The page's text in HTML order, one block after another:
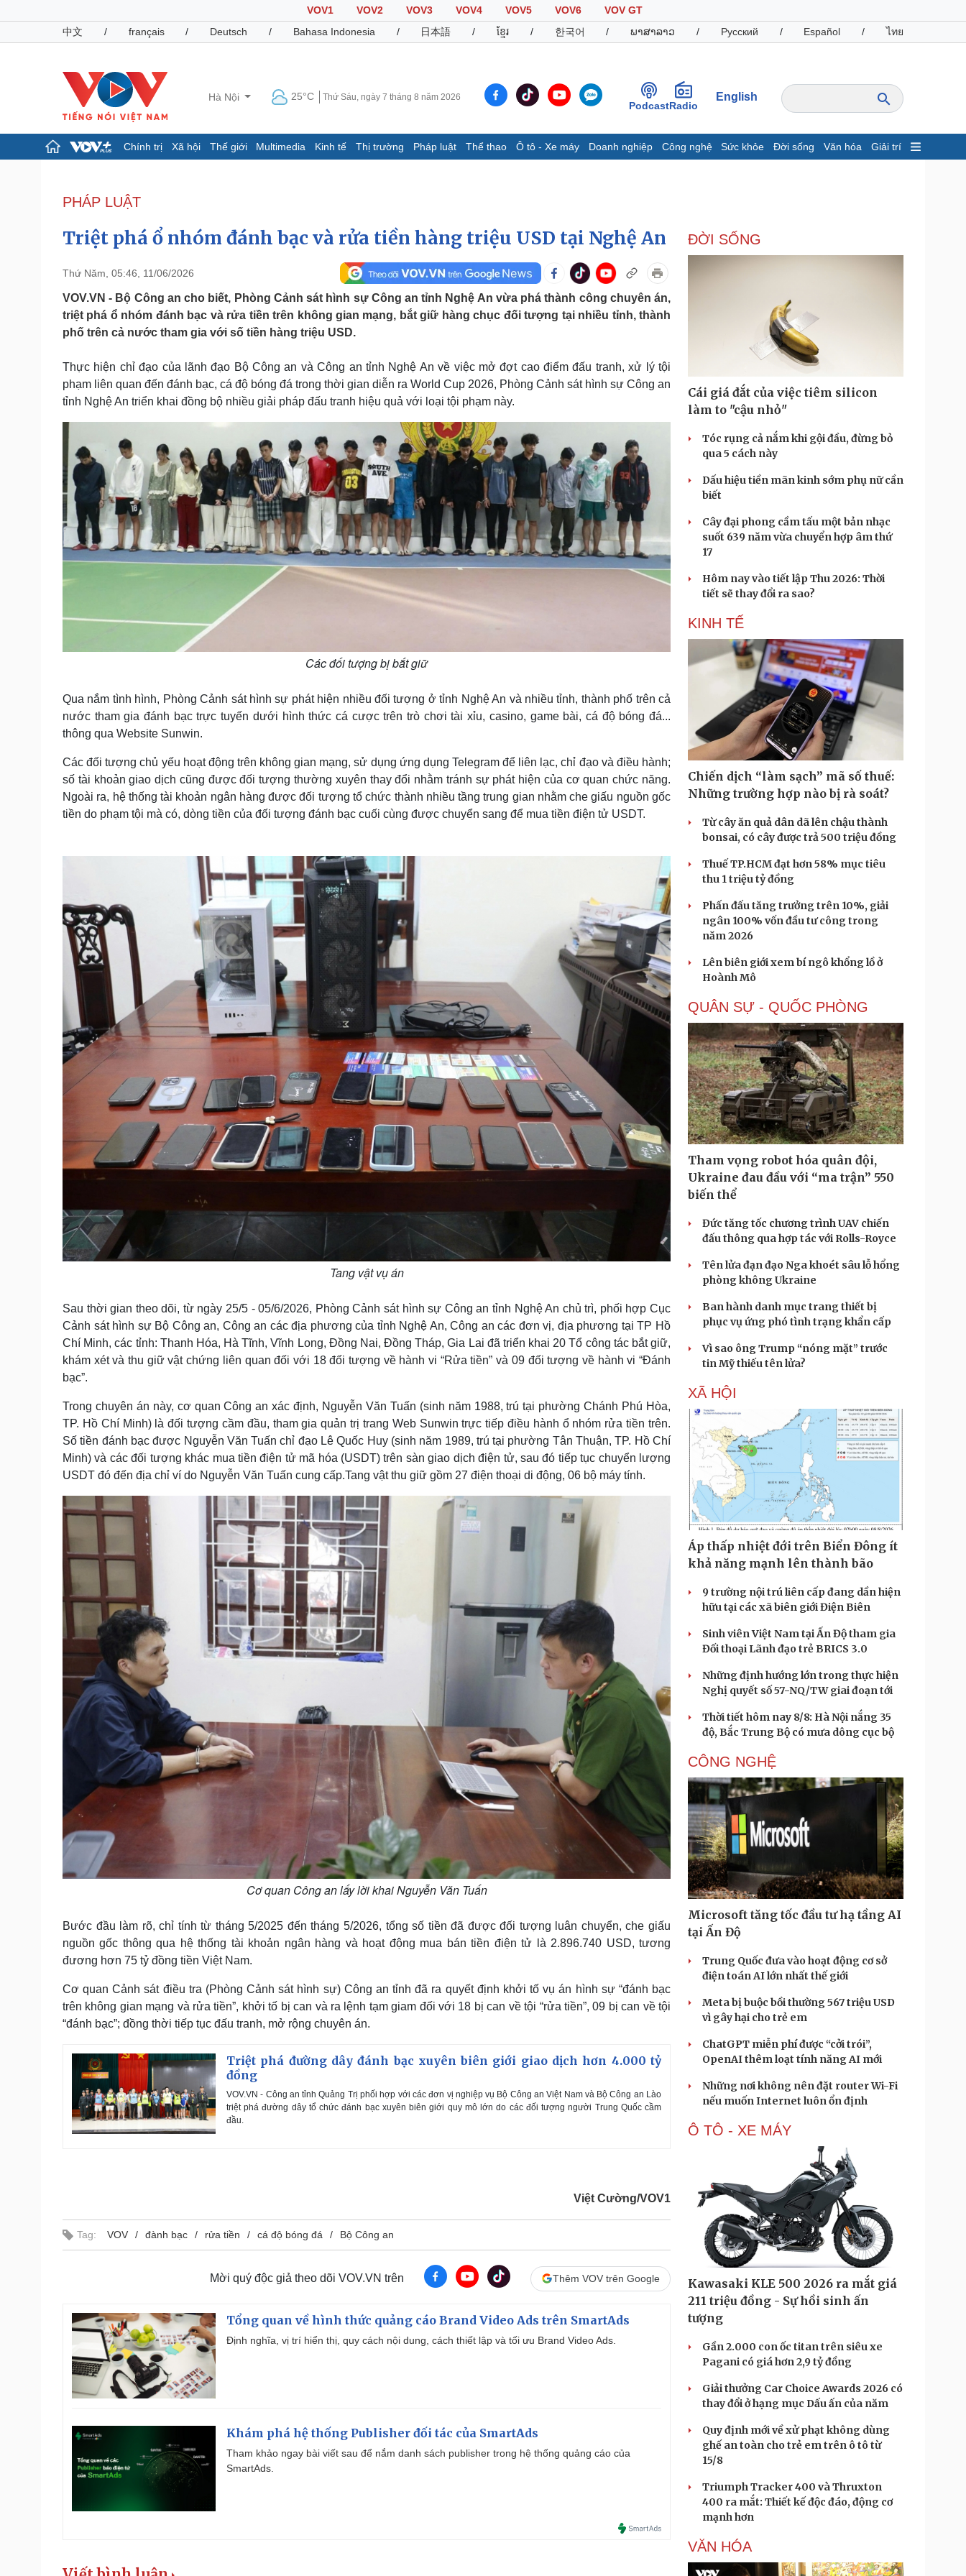
VOV1 VOV2 VOV3 VOV4 VOV5 VOV6
VOV GT
中文
/ français / Deutsch / Bahasa Indonesia / 日本語 / ខ្មែរ / 한국어 / ພາສາລາວ / Русский / Español / ไทย
Hà Nội 25°C Thứ Sáu, ngày 7 tháng 8 năm 2026
PodcastRadio
English
Chính trị Xã hội Thế giới Multimedia Kinh tế Thị trường Pháp luật Thể thao Ô tô - Xe máy Doanh nghiệp Công nghệ Sức khỏe Đời sống Văn hóa Giải trí
Đảng
Tổ chức nhân sự
Nhận diện sự thật
Dấu ấn VOV
Infographic
Giá cà phê
Pháp luật
Vụ án
Tin nóng
Quân sự - Quốc phòng
Vũ khí
Việt Nam
Thể thao
Bóng đá
eSports
Hậu trường
Ô tô - Xe máy
Ô tô
Doanh nghiệp
Thông tin doanh nghiệp
Vì cộng đồng
Sành điệu
Tin Công nghệ
Trải nghiệm
Chuyển đổi số
Sức khỏe
Sản phụ khoa
Nhi khoa
Nam khoa
Làm đẹp - giảm cân
Phòng mạch online
Ăn sạch sống khỏe
Đời sống
Tình yêu - Gia đình
Văn hóa
Văn học
Âm nhạc
Di sản
Giải trí
Thời trang
Sao Việt
Podcast
Đọc truyện đêm khuya
Hạt giống tâm hồn
Cải chính
PHÁP LUẬT
Triệt phá ổ nhóm đánh bạc và rửa tiền hàng triệu USD tại Nghệ An
Thứ Năm, 05:46, 11/06/2026
VOV.VN - Bộ Công an cho biết, Phòng Cảnh sát hình sự Công an tỉnh Nghệ An vừa phá thành công chuyên án,
triệt phá ổ nhóm đánh bạc và rửa tiền trên không gian mạng, bắt giữ hàng chục đối tượng tại nhiều tỉnh, thành
phố trên cả nước tham gia với số tiền hàng triệu USD.
Thực hiện chỉ đạo của lãnh đạo Bộ Công an và Công an tỉnh Nghệ An về việc mở đợt cao điểm đấu tranh, xử lý tội
phạm liên quan đến đánh bạc, cá độ bóng đá trong thời gian diễn ra World Cup 2026, Phòng Cảnh sát hình sự Công an
tỉnh Nghệ An triển khai đồng bộ nhiều giải pháp đấu tranh hiệu quả với loại tội phạm này.
Các đối tượng bị bắt giữ
Qua nắm tình hình, Phòng Cảnh sát hình sự phát hiện nhiều đối tượng ở tỉnh Nghệ An và nhiều tỉnh, thành phố trên cả
nước tham gia đánh bạc trực tuyến dưới hình thức cá cược trên trò chơi tài xỉu, casino, game bài, cá độ bóng đá...
thông qua Website Sunwin.
Các đối tượng chủ yếu hoạt động trên không gian mạng, sử dụng ứng dụng Telegram để liên lạc, chỉ đạo và điều hành;
số tài khoản giao dịch cũng được đối tượng thường xuyên thay đổi nhằm tránh sự phát hiện của cơ quan chức năng.
Ngoài ra, hệ thống tài khoản ngân hàng được đối tượng tổ chức thành nhiều tầng trung gian nhằm che giấu nguồn gốc
tiền do phạm tội mà có, dòng tiền của đối tượng đánh bạc cuối cùng được chuyển sang để mua tiền điện tử USDT.
Tang vật vụ án
Sau thời gian theo dõi, từ ngày 25/5 - 05/6/2026, Phòng Cảnh sát hình sự Công an tỉnh Nghệ An chủ trì, phối hợp Cục
Cảnh sát hình sự Bộ Công an, Công an các địa phương của tỉnh Nghệ An, Công an các đơn vị, địa phương tại TP Hồ
Chí Minh, các tỉnh: Thanh Hóa, Hà Tĩnh, Vĩnh Long, Đồng Nai, Đồng Tháp, Gia Lai đã triển khai 20 Tổ công tác bắt giữ,
khám xét và thu giữ vật chứng liên quan đối với 18 đối tượng về hành vi “Rửa tiền” và 09 đối tượng về hành vi “Đánh
bạc”.
Trong chuyên án này, cơ quan Công an xác định, Nguyễn Văn Tuấn (sinh năm 1988, trú tại phường Chánh Phú Hòa,
TP. Hồ Chí Minh) là đối tượng cầm đầu, tham gia quản trị trang Web Sunwin trực tiếp điều hành ổ nhóm rửa tiền trên.
Số tiền đánh bạc được Nguyễn Văn Tuấn chỉ đạo Lê Quốc Huy (sinh năm 1989, trú tại phường Tân Thuận, TP. Hồ Chí
Minh) và các đối tượng khác mua tiền điện tử mã hóa (USDT) trên sàn giao dịch điện tử, sau đó tiếp tục chuyển lượng
USDT đó đến địa chỉ ví do Nguyễn Văn Tuấn cung cấp.Tang vật thu giữ gồm 27 điện thoại di động, 06 bộ máy tính.
Cơ quan Công an lấy lời khai Nguyễn Văn Tuấn
Bước đầu làm rõ, chỉ tính từ tháng 5/2025 đến tháng 5/2026, tổng số tiền đã được đối tượng luân chuyển, che giấu
nguồn gốc thông qua hệ thống tài khoản ngân hàng và hoạt động mua bán tiền điện tử là 2.896.740 USD, tương
đương hơn 75 tỷ đồng tiền Việt Nam.
Cơ quan Cảnh sát điều tra (Phòng Cảnh sát hình sự) Công an tỉnh đã ra quyết định khởi tố vụ án hình sự “đánh bạc
trên không gian mạng và rửa tiền”, khởi tố bị can và ra lệnh tạm giam đối với 18 bị can về tội “rửa tiền”, 09 bị can về tội
“đánh bạc”; đồng thời tiếp tục đấu tranh, mở rộng chuyên án.
Triệt phá đường dây đánh bạc xuyên biên giới giao dịch hơn 4.000 tỷ
đồng
VOV.VN - Công an tỉnh Quảng Trị phối hợp với các đơn vị nghiệp vụ Bộ Công an Việt Nam và Bộ Công an Lào
triệt phá đường dây tổ chức đánh bạc xuyên biên giới quy mô lớn do các đối tượng người Trung Quốc cầm
đầu.
Việt Cường/VOV1
Tag: VOV đành bạc rửa tiền cá độ bóng đá Bộ Công an
Mời quý độc giả theo dõi VOV.VN trên Thêm VOV trên Google
Tổng quan về hình thức quảng cáo Brand Video Ads trên SmartAds
Định nghĩa, vị trí hiển thị, quy cách nội dung, cách thiết lập và tối ưu Brand Video Ads.
Khám phá hệ thống Publisher đối tác của SmartAds
Tham khảo ngay bài viết sau để nắm danh sách publisher trong hệ thống quảng cáo của
SmartAds.
ĐỜI SỐNG
Cái giá đắt của việc tiêm silicon
làm to "cậu nhỏ"
Tóc rụng cả nắm khi gội đầu, đừng bỏ
qua 5 cách này
Dấu hiệu tiền mãn kinh sớm phụ nữ cần
biết
Cây đại phong cầm tấu một bản nhạc
suốt 639 năm vừa chuyển hợp âm thứ
17
Hôm nay vào tiết lập Thu 2026: Thời
tiết sẽ thay đổi ra sao?
KINH TẾ
Chiến dịch “làm sạch” mã số thuế:
Những trường hợp nào bị rà soát?
Từ cây ăn quả dân dã lên chậu thành
bonsai, có cây được trả 500 triệu đồng
Thuế TP.HCM đạt hơn 58% mục tiêu
thu 1 triệu tỷ đồng
Phấn đấu tăng trưởng trên 10%, giải
ngân 100% vốn đầu tư công trong
năm 2026
Lên biên giới xem bí ngô khổng lồ ở
Hoành Mô
QUÂN SỰ - QUỐC PHÒNG
Tham vọng robot hóa quân đội,
Ukraine đau đầu với “ma trận” 550
biến thể
Đức tăng tốc chương trình UAV chiến
đấu thông qua hợp tác với Rolls-Royce
Tên lửa đạn đạo Nga khoét sâu lỗ hổng
phòng không Ukraine
Ban hành danh mục trang thiết bị
phục vụ ứng phó tình trạng khẩn cấp
Vì sao ông Trump “nóng mặt” trước
tin Mỹ thiếu tên lửa?
XÃ HỘI
Áp thấp nhiệt đới trên Biển Đông ít
khả năng mạnh lên thành bão
9 trường nội trú liên cấp đang dần hiện
hữu tại các xã biên giới Điện Biên
Sinh viên Việt Nam tại Ấn Độ tham gia
Đối thoại Lãnh đạo trẻ BRICS 3.0
Những định hướng lớn trong thực hiện
Nghị quyết số 57-NQ/TW giai đoạn tới
Thời tiết hôm nay 8/8: Hà Nội nắng 35
độ, Bắc Trung Bộ có mưa dông cục bộ
CÔNG NGHỆ
Microsoft tăng tốc đầu tư hạ tầng AI
tại Ấn Độ
Trung Quốc đưa vào hoạt động cơ sở
điện toán AI lớn nhất thế giới
Meta bị buộc bồi thường 567 triệu USD
vì gây hại cho trẻ em
ChatGPT miễn phí được “cởi trói”,
OpenAI thêm loạt tính năng AI mới
Những nơi không nên đặt router Wi-Fi
nếu muốn Internet luôn ổn định
Ô TÔ - XE MÁY
Kawasaki KLE 500 2026 ra mắt giá
211 triệu đồng - Sự hồi sinh ấn
tượng
Gần 2.000 con ốc titan trên siêu xe
Pagani có giá hơn 2,9 tỷ đồng
Giải thưởng Car Choice Awards 2026 có
thay đổi ở hạng mục Dấu ấn của năm
Quy định mới về xử phạt không dùng
ghế an toàn cho trẻ em trên ô tô từ
15/8
Triumph Tracker 400 và Thruxton
400 ra mắt: Thiết kế độc đáo, động cơ
mạnh hơn
VĂN HÓA